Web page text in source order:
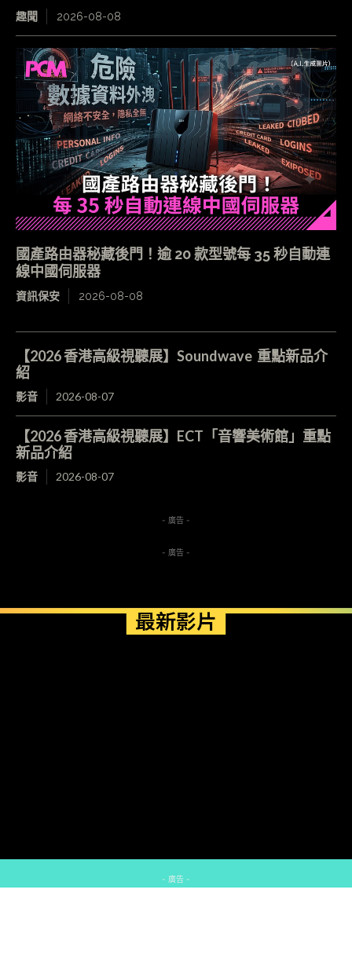
趣聞 2026-08-08
國產路由器秘藏後門！逾 20 款型號每 35 秒自動連
線中國伺服器
資訊保安 2026-08-08
【2026 香港高級視聽展】Soundwave 重點新品介
紹
影音 2026-08-07
【2026 香港高級視聽展】ECT「音響美術館」重點
新品介紹
影音 2026-08-07
- 廣告 -
- 廣告 -
最新影片
- 廣告 -